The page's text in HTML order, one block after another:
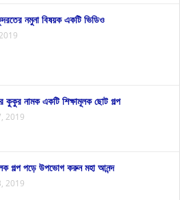
নমুনা বিষয়ক একটি ভিডিও
কুকুর নামক একটি শিক্ষামূলক ছোট গল্প
2019
গল্প পড়ে উপভোগ করুন মহা আনন্দ
2019